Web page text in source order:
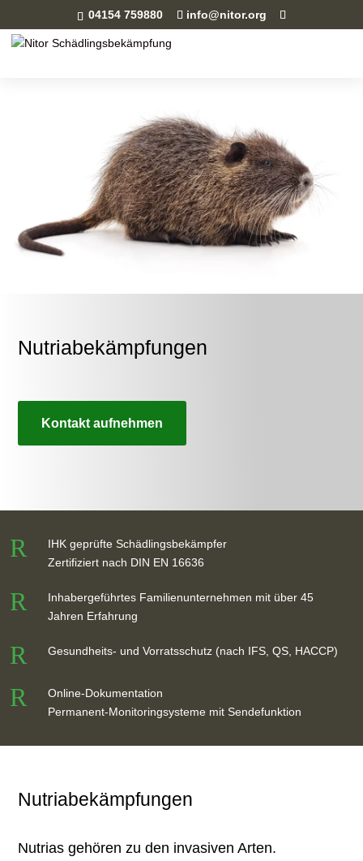
04154 759880 info@nitor.org
Nutriabekämpfungen
Kontakt aufnehmen
R
IHK geprüfte Schädlingsbekämpfer
Zertifiziert nach DIN EN 16636
R
Inhabergeführtes Familienunternehmen mit über 45
Jahren Erfahrung
R Gesundheits- und Vorratsschutz (nach IFS, QS, HACCP)
R
Online-Dokumentation
Permanent-Monitoringsysteme mit Sendefunktion
Nutriabekämpfungen
Nutrias gehören zu den invasiven Arten.